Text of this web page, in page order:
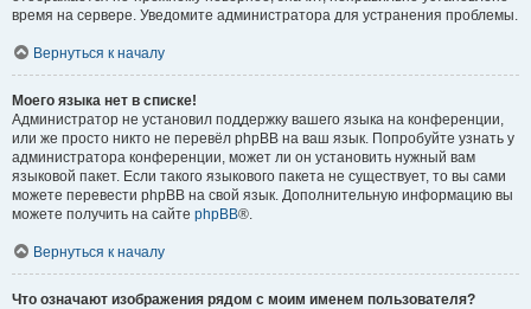
время на сервере. Уведомите администратора для устранения проблемы.
Вернуться к началу
Моего языка нет в списке!
Администратор не установил поддержку вашего языка на конференции,
или же просто никто не перевёл phpBB на ваш язык. Попробуйте узнать у
администратора конференции, может ли он установить нужный вам
языковой пакет. Если такого языкового пакета не существует, то вы сами
можете перевести phpBB на свой язык. Дополнительную информацию вы
можете получить на сайте phpBB®.
Вернуться к началу
Что означают изображения рядом с моим именем пользователя?